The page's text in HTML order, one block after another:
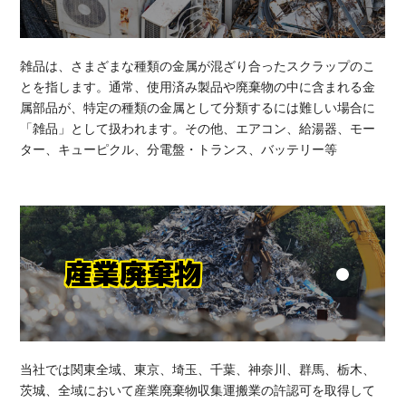
雑品は、さまざまな種類の金属が混ざり合ったスクラップのこ
とを指します。通常、使用済み製品や廃棄物の中に含まれる金
属部品が、特定の種類の金属として分類するには難しい場合に
「雑品」として扱われます。その他、エアコン、給湯器、モー
ター、キューピクル、分電盤・トランス、バッテリー等
産業廃棄物
当社では関東全域、東京、埼玉、千葉、神奈川、群馬、栃木、
茨城、全域において産業廃棄物収集運搬業の許認可を取得して